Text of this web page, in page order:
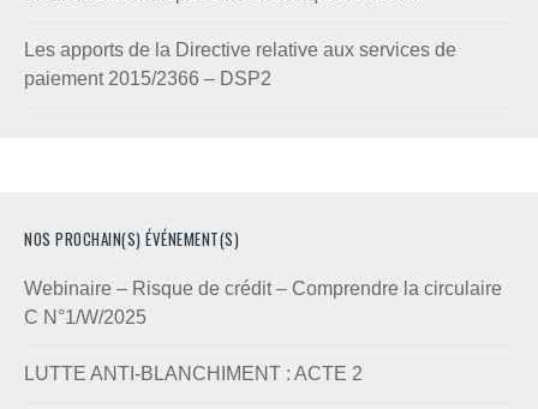
Les apports de la Directive relative aux services de
paiement 2015/2366 – DSP2
NOS PROCHAIN(S) ÉVÉNEMENT(S)
Webinaire – Risque de crédit – Comprendre la circulaire
C N°1/W/2025
LUTTE ANTI-BLANCHIMENT : ACTE 2